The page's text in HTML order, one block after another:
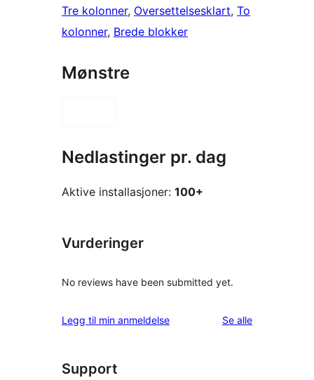
Tre kolonner, Oversettelsesklart, To
kolonner, Brede blokker
Mønstre
Nedlastinger pr. dag
Aktive installasjoner: 100+
Vurderinger
No reviews have been submitted yet.
Legg til min anmeldelse Se alleomtalene
Support